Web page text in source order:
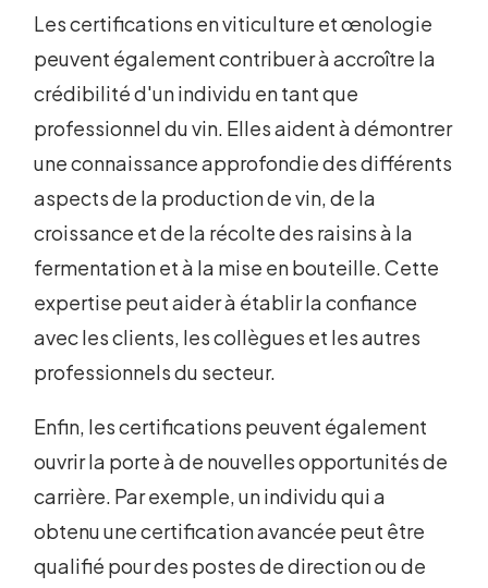
Les certifications en viticulture et œnologie
peuvent également contribuer à accroître la
crédibilité d'un individu en tant que
professionnel du vin. Elles aident à démontrer
une connaissance approfondie des différents
aspects de la production de vin, de la
croissance et de la récolte des raisins à la
fermentation et à la mise en bouteille. Cette
expertise peut aider à établir la confiance
avec les clients, les collègues et les autres
professionnels du secteur.
Enfin, les certifications peuvent également
ouvrir la porte à de nouvelles opportunités de
carrière. Par exemple, un individu qui a
obtenu une certification avancée peut être
qualifié pour des postes de direction ou de